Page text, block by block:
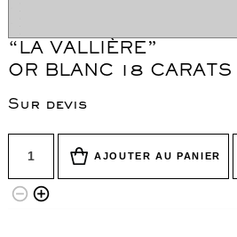
Collier
“LA VALLIÈRE”
OR BLANC 18 CARATS
Sur devis
AJOUTER AU PANIER
remove_circle_outline add_circle_outline